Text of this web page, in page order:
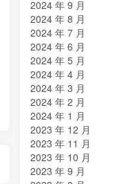
2024 年 9 月
2024 年 8 月
2024 年 7 月
2024 年 6 月
2024 年 5 月
2024 年 4 月
2024 年 3 月
2024 年 2 月
2024 年 1 月
2023 年 12 月
2023 年 11 月
2023 年 10 月
2023 年 9 月